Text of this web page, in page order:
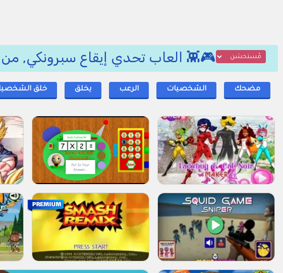
🎮👾 العاب تحدي إيقاع سبرونكي,
مضحك الشخصيات الرعب يخلق خلق